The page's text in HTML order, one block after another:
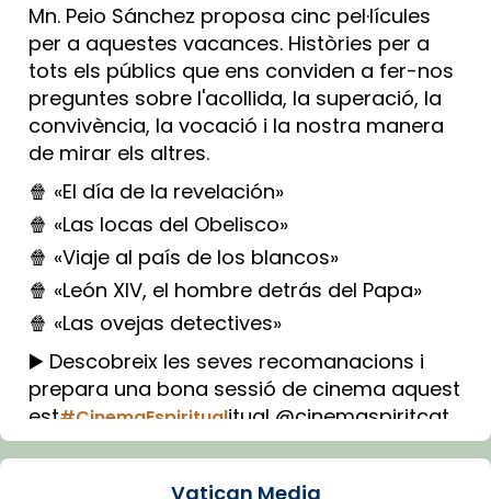
Mn. Peio Sánchez proposa cinc pel·lícules
per a aquestes vacances. Històries per a
tots els públics que ens conviden a fer-nos
preguntes sobre l'acollida, la superació, la
convivència, la vocació i la nostra manera
de mirar els altres.
🍿 «El día de la revelación»
🍿 «Las locas del Obelisco»
🍿 «Viaje al país de los blancos»
🍿 «León XIV, el hombre detrás del Papa»
🍿 «Las ovejas detectives»
▶️ Descobreix les seves recomanacions i
prepara una bona sessió de cinema aquest
est#CinemaEspiritualitual @cinemaspiritcat
Imatge: Generada amb IA (OpenAI)
Vatican Media